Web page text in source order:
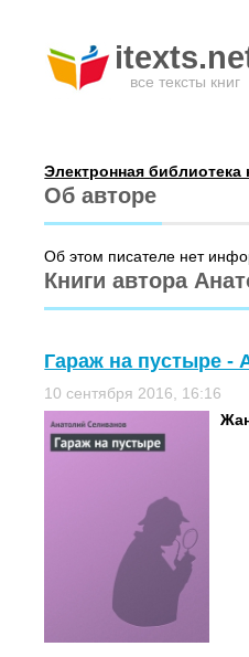
все тексты книг
Электронная библиотека
Об авторе
Об этом писателе нет
Книги автора
Гараж на пустыре -
10 сентября 2016, 16:16